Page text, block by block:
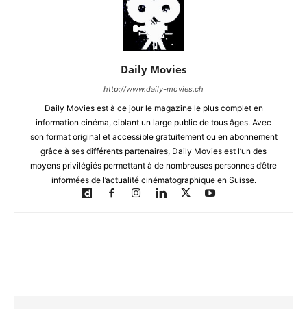
Daily Movies
http://www.daily-movies.ch
Daily Movies est à ce jour le magazine le plus complet en
information cinéma, ciblant un large public de tous âges. Avec
son format original et accessible gratuitement ou en abonnement
grâce à ses différents partenaires, Daily Movies est l’un des
moyens privilégiés permettant à de nombreuses personnes d’être
informées de l’actualité cinématographique en Suisse.